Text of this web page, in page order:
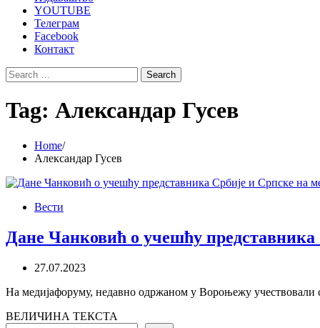
YOUTUBE
Телеграм
Facebook
Контакт
Search
for:
Tag: Александар Гусев
Home
Александар Гусев
Вести
Дане Чанковић о учешћу
27.07.2023
На медијафоруму, недавно одржаном у Вороњежу
ВЕЛИЧИНА ТЕКСТА